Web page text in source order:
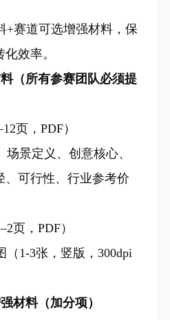
赛道可选增强材料，保
效率。
料（所有参赛团队必须提
页，PDF）
景定义、创意核心、
、可行性、行业参考价
页，PDF）
1-3张，竖版，300dpi
材料（加分项）